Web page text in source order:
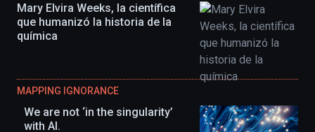
Mary Elvira Weeks, la científica
que humanizó la historia de la
química
MAPPING IGNORANCE
We are not ‘in the singularity’
with AI.